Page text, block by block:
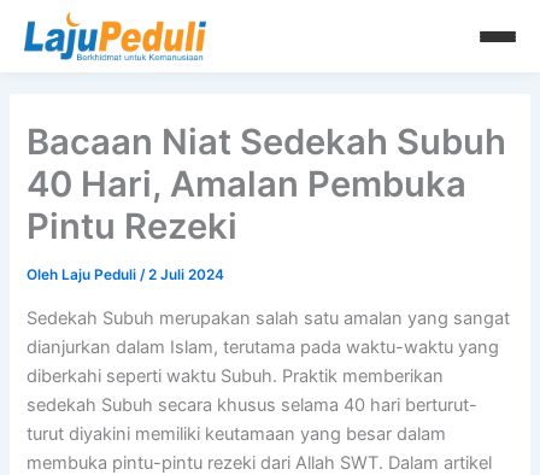
Bacaan Niat Sedekah Subuh
40 Hari, Amalan Pembuka
Pintu Rezeki
Oleh Laju Peduli/2 Juli 2024
Sedekah Subuh merupakan salah satu amalan yang sangat
dianjurkan dalam Islam, terutama pada waktu-waktu yang
diberkahi seperti waktu Subuh. Praktik memberikan
sedekah Subuh secara khusus selama 40 hari berturut-
turut diyakini memiliki keutamaan yang besar dalam
membuka pintu-pintu rezeki dari Allah SWT. Dalam artikel